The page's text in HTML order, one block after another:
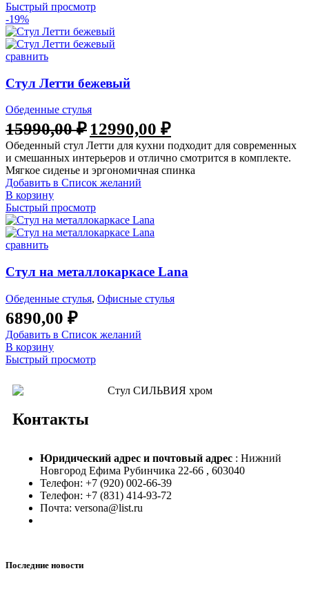
Быстрый просмотр
-19%
сравнить
Стул Летти бежевый
Обеденные стулья
15990,00₽ 12990,00 ₽
Обеденный стул Летти для кухни подходит для современных
и смешанных интерьеров и отлично смотрится в комплекте.
Мягкое сиденье и эргономичная спинка
Добавить в Список желаний
В корзину
Быстрый просмотр
сравнить
Стул на металлокаркасе Lana
Обеденные стулья, Офисные стулья
6890,00 ₽
Добавить в Список желаний
В корзину
Быстрый просмотр
Контакты
Юридический адрес и почтовый адрес : Нижний
Новгород Ефима Рубинчика 22-66 , 603040
Телефон: +7 (920) 002-66-39
Телефон: +7 (831) 414-93-72
Почта: versona@list.ru
Последние новости